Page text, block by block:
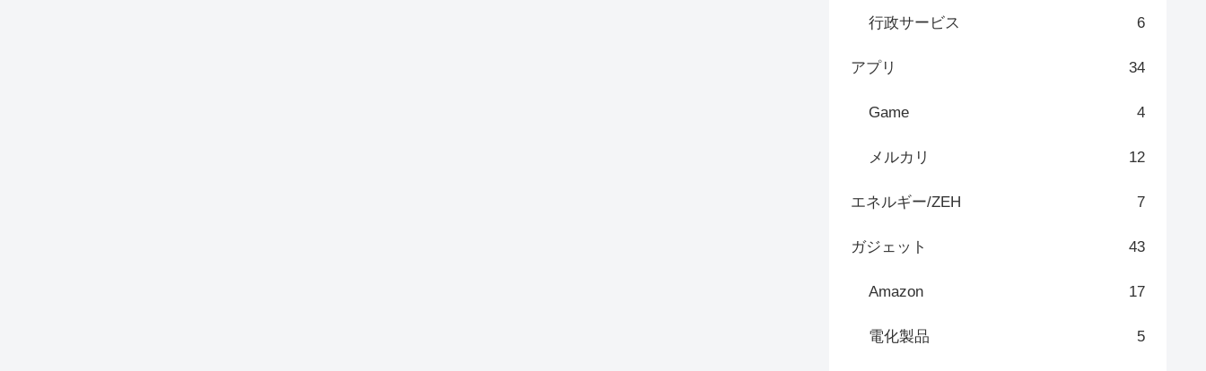
行政サービス 6
アプリ 34
Game 4
メルカリ 12
エネルギー/ZEH 7
ガジェット 43
Amazon 17
電化製品 5